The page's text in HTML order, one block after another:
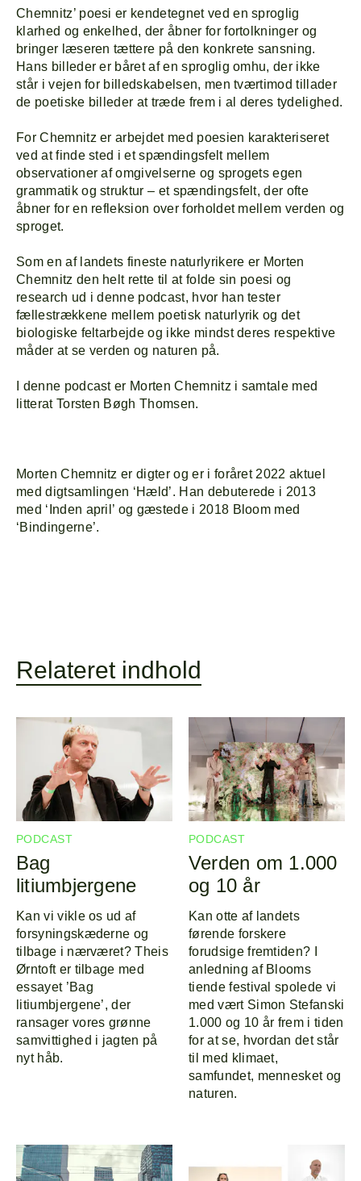
Forside
Program
Line-up
Om
Chemnitz’ poesi er kendetegnet ved en sproglig
klarhed og enkelhed, der åbner for fortolkninger og
bringer læseren tættere på den konkrete sansning.
Hans billeder er båret af en sproglig omhu, der ikke
står i vejen for billedskabelsen, men tværtimod tillader
de poetiske billeder at træde frem i al deres tydelighed.
For Chemnitz er arbejdet med poesien karakteriseret
ved at finde sted i et spændingsfelt mellem
observationer af omgivelserne og sprogets egen
grammatik og struktur – et spændingsfelt, der ofte
åbner for en refleksion over forholdet mellem verden og
sproget.
Som en af landets fineste naturlyrikere er Morten
Chemnitz den helt rette til at folde sin poesi og
research ud i denne podcast, hvor han tester
fællestrækkene mellem poetisk naturlyrik og det
biologiske feltarbejde og ikke mindst deres respektive
måder at se verden og naturen på.
I denne podcast er Morten Chemnitz i samtale med
litterat Torsten Bøgh Thomsen.
Morten Chemnitz er digter og er i foråret 2022 aktuel
med digtsamlingen ‘Hæld’. Han debuterede i 2013
med ‘Inden april’ og gæstede i 2018 Bloom med
‘Bindingerne’.
Relateret indhold
PODCAST
Bag
litiumbjergene
Kan vi vikle os ud af
forsyningskæderne og
tilbage i nærværet? Theis
Ørntoft er tilbage med
essayet ’Bag
litiumbjergene’, der
ransager vores grønne
samvittighed i jagten på
nyt håb.
PODCAST
Verden om 1.000
og 10 år
Kan otte af landets
førende forskere
forudsige fremtiden? I
anledning af Blooms
tiende festival spolede vi
med vært Simon Stefanski
1.000 og 10 år frem i tiden
for at se, hvordan det står
til med klimaet,
samfundet, mennesket og
naturen.